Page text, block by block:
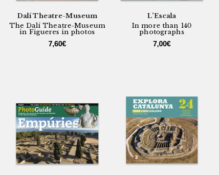
Dalí Theatre-Museum
The Dalí Theatre-Museum
in Figueres in photos
7,60€
L’Escala
In more than 140
photographs
7,00€